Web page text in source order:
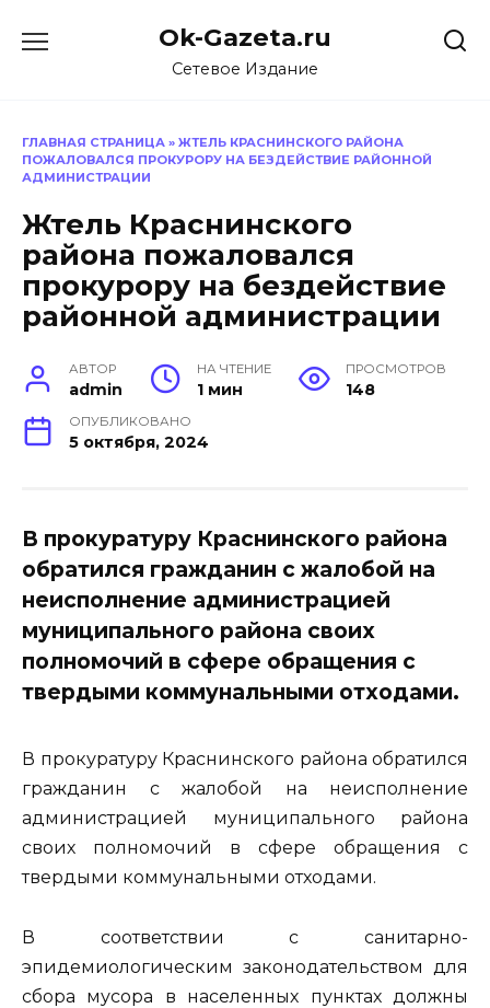
Ok-Gazeta.ru
Сетевое Издание
ГЛАВНАЯ СТРАНИЦА » ЖТЕЛЬ КРАСНИНСКОГО РАЙОНА
ПОЖАЛОВАЛСЯ ПРОКУРОРУ НА БЕЗДЕЙСТВИЕ РАЙОННОЙ
АДМИНИСТРАЦИИ
Жтель Краснинского
района пожаловался
прокурору на бездействие
районной администрации
АВТОР
admin
НА ЧТЕНИЕ
1 мин
ПРОСМОТРОВ
148
ОПУБЛИКОВАНО
5 октября, 2024
В прокуратуру Краснинского района
обратился гражданин с жалобой на
неисполнение администрацией
муниципального района своих
полномочий в сфере обращения с
твердыми коммунальными отходами.
В прокуратуру Краснинского района обратился
гражданин с жалобой на неисполнение
администрацией муниципального района
своих полномочий в сфере обращения с
твердыми коммунальными отходами.
В соответствии с санитарно-
эпидемиологическим законодательством для
сбора мусора в населенных пунктах должны